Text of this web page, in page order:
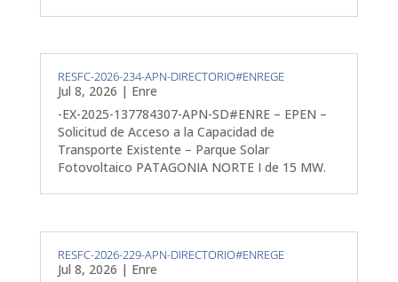
RESFC-2026-234-APN-DIRECTORIO#ENREGE
Jul 8, 2026 | Enre
-EX-2025-137784307-APN-SD#ENRE – EPEN –
Solicitud de Acceso a la Capacidad de
Transporte Existente – Parque Solar
Fotovoltaico PATAGONIA NORTE I de 15 MW.
RESFC-2026-229-APN-DIRECTORIO#ENREGE
Jul 8, 2026 | Enre